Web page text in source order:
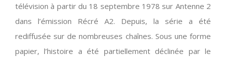
télévision à partir du 18 septembre 1978 sur Antenne 2
dans l’émission Récré A2. Depuis, la série a été
rediffusée sur de nombreuses chaînes. Sous une forme
papier, l’histoire a été partiellement déclinée par le